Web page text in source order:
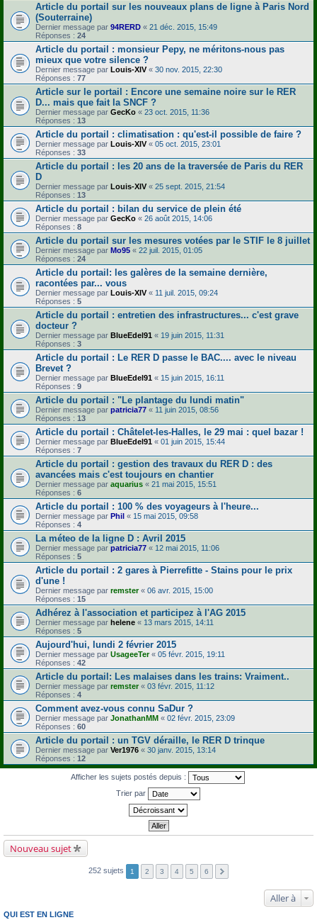
Article du portail sur les nouveaux plans de ligne à Paris Nord
(Souterraine)
Dernier message par 94RERD « 21 déc. 2015, 15:49
Réponses : 24
Article du portail : monsieur Pepy, ne méritons-nous pas
mieux que votre silence ?
Dernier message par Louis-XIV« 30 nov. 2015, 22:30
Réponses : 77
Article sur le portail : Encore une semaine noire sur le RER
D... mais que fait la SNCF ?
Dernier message par GecKo « 23 oct. 2015, 11:36
Réponses : 13
Article du portail : climatisation : qu'est-il possible de faire ?
Dernier message par Louis-XIV« 05 oct. 2015, 23:01
Réponses : 33
Article du portail : les 20 ans de la traversée de Paris du RER
D
Dernier message par Louis-XIV « 25 sept. 2015, 21:54
Réponses : 13
Article du portail : bilan du service de plein été
Dernier message par GecKo « 26 août 2015, 14:06
Réponses : 8
Article du portail sur les mesures votées par le STIF le 8 juillet
Dernier message par Mo95 « 22 juil. 2015, 01:05
Réponses : 24
Article du portail: les galères de la semaine dernière,
racontées par... vous
Dernier message par Louis-XIV« 11 juil. 2015, 09:24
Réponses : 5
Article du portail : entretien des infrastructures... c'est grave
docteur ?
Dernier message par BlueEdel91 « 19 juin 2015, 11:31
Réponses : 3
Article du portail : Le RER D passe le BAC.... avec le niveau
Brevet ?
Dernier message par BlueEdel91 « 15 juin 2015, 16:11
Réponses : 9
Article du portail : "Le plantage du lundi matin"
Dernier message par patricia77 « 11 juin 2015, 08:56
Réponses : 13
Article du portail : Châtelet-les-Halles, le 29 mai : quel bazar !
Dernier message par BlueEdel91 « 01 juin 2015, 15:44
Réponses : 7
Article du portail : gestion des travaux du RER D : des
avancées mais c'est toujours en chantier
Dernier message par aquarius « 21 mai 2015, 15:51
Réponses : 6
Article du portail : 100 % des voyageurs à l'heure...
Dernier message par Phil « 15 mai 2015, 09:58
Réponses : 4
La méteo de la ligne D : Avril 2015
Dernier message par patricia77 « 12 mai 2015, 11:06
Réponses : 5
Article du portail : 2 gares à Pierrefitte - Stains pour le prix
d'une !
Dernier message par remster« 06 avr. 2015, 15:00
Réponses : 15
Adhérez à l'association et participez à l'AG 2015
Dernier message par helene « 13 mars 2015, 14:11
Réponses : 5
Aujourd'hui, lundi 2 février 2015
Dernier message par UsageeTer« 05 févr. 2015, 19:11
Réponses : 42
Article du portail: Les malaises dans les trains: Vraiment..
Dernier message par remster « 03 févr. 2015, 11:12
Réponses : 4
Comment avez-vous connu SaDur ?
Dernier message par JonathanMM « 02 févr. 2015, 23:09
Réponses : 60
Article du portail : un TGV déraille, le RER D trinque
Dernier message par Ver1976 « 30 janv. 2015, 13:14
Réponses : 12
Afficher les sujets postés depuis :
Trier par
Nouveau sujet
252 sujets 1 2 3 4 5 6
Aller à
QUI EST EN LIGNE